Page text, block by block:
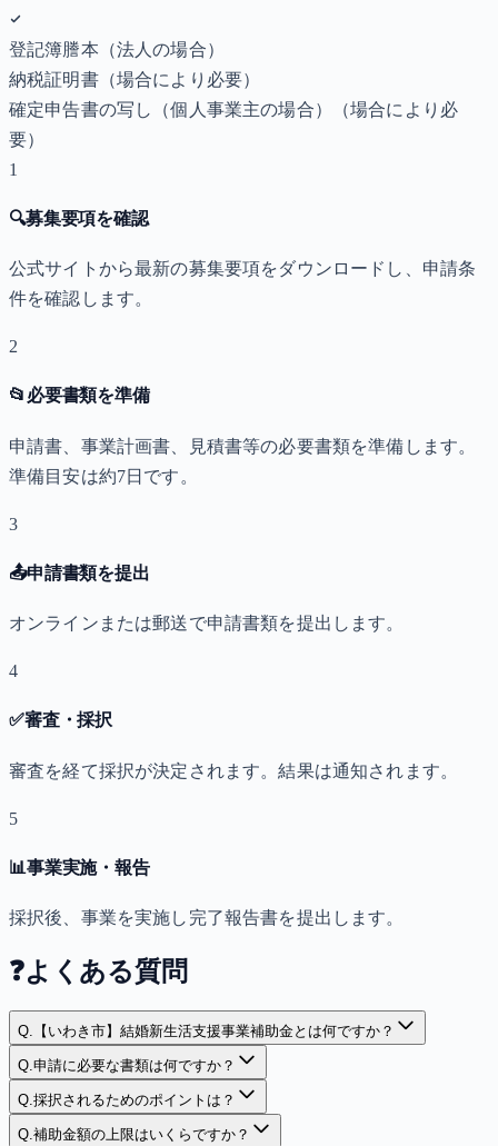
登記簿謄本（法人の場合）
納税証明書（場合により必要）
確定申告書の写し（個人事業主の場合）
（場合により必
要）
1
🔍募集要項を確認
公式サイトから最新の募集要項をダウンロードし、申請条
件を確認します。
2
📂 必要書類を準備
申請書、事業計画書、見積書等の必要書類を準備します。
準備目安は約7日です。
3
📤申請書類を提出
オンラインまたは郵送で申請書類を提出します。
4
✅審査・採択
審査を経て採択が決定されます。結果は通知されます。
5
📊事業実施・報告
採択後、事業を実施し完了報告書を提出します。
❓よくある質問
Q. 【いわき市】結婚新生活支援事業補助金とは何ですか？
Q.申請に必要な書類は何ですか？
Q.採択されるためのポイントは？
Q.補助金額の上限はいくらですか？